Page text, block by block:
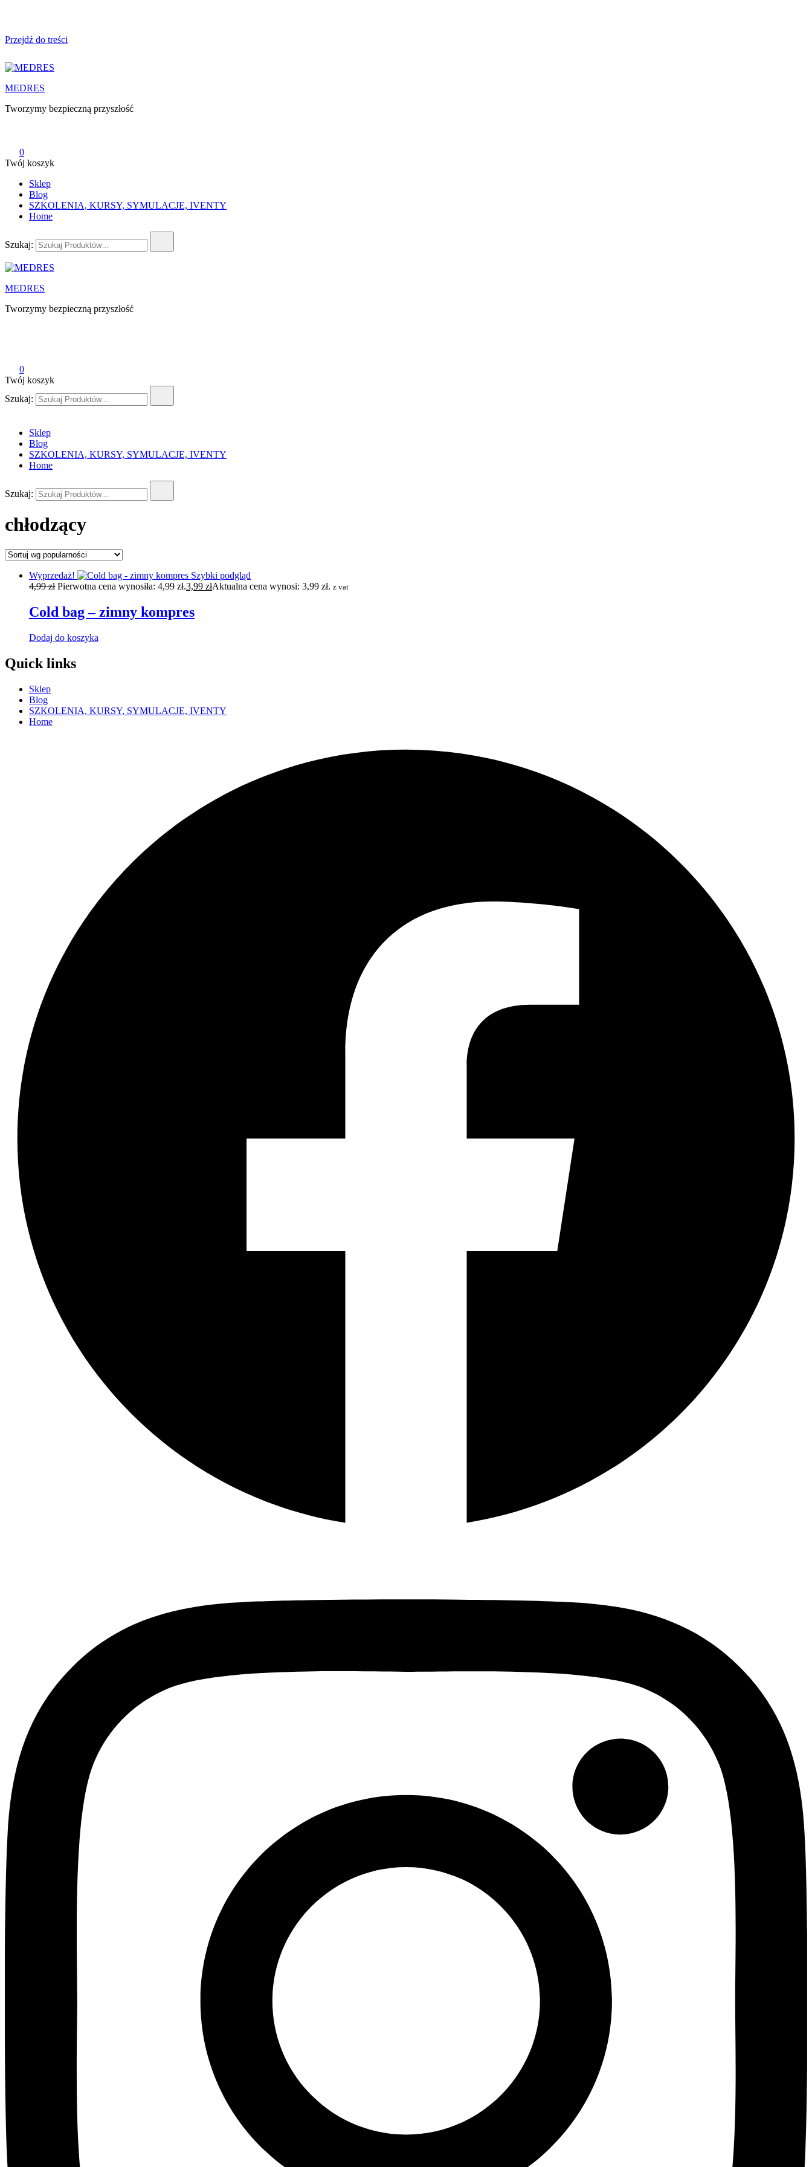
Przejdź do treści
MEDRES
Tworzymy bezpieczną przyszłość
0
Twój koszyk
Sklep
Blog
SZKOLENIA, KURSY, SYMULACJE, IVENTY
Home
Szukaj:
MEDRES
Tworzymy bezpieczną przyszłość
0
Twój koszyk
Szukaj:
Sklep
Blog
SZKOLENIA, KURSY, SYMULACJE, IVENTY
Home
Szukaj:
chłodzący
Wyprzedaż!
Szybki podgląd
4,99zł Pierwotna cena wynosiła: 4,99 zł.3,99 złAktualna cena wynosi: 3,99 zł. z vat
Cold bag – zimny kompres
Dodaj do koszyka
Quick links
Sklep
Blog
SZKOLENIA, KURSY, SYMULACJE, IVENTY
Home